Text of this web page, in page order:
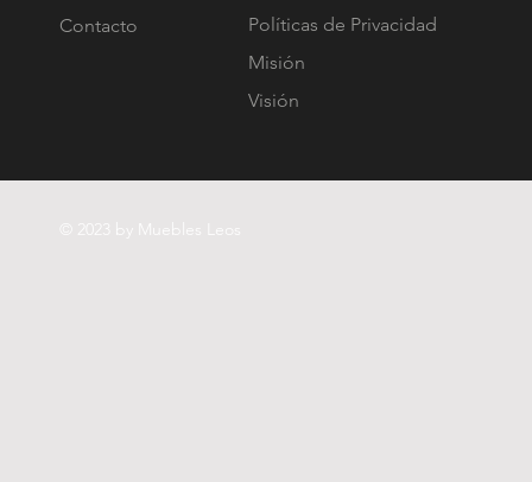
Contacto
Políticas de Privacidad
Misión
Visión
© 2023 by Muebles Leos